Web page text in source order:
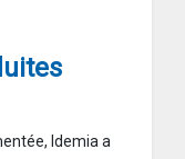
Idemia a